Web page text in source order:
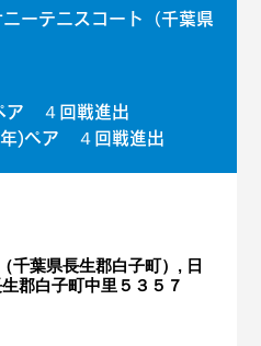
ニーテニスコート（千葉県
ア ４回戦進出
)ペア ４回戦進出
千葉県長生郡白子町）, 日
郡白子町中里５３５７